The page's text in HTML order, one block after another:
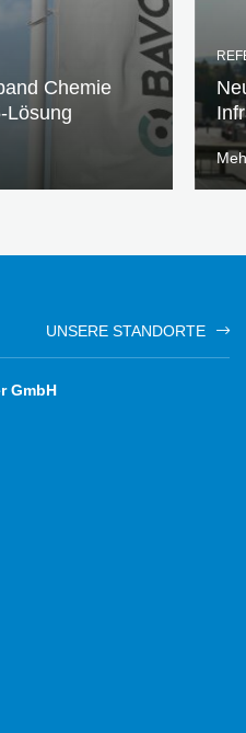
Chemie
Lösung
UNSERE STANDORTE
GmbH